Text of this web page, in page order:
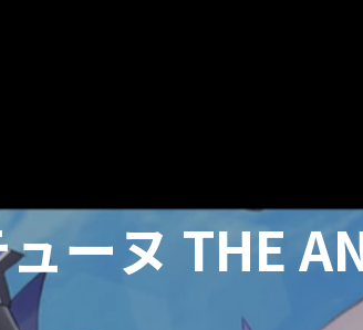
ーヌ THE